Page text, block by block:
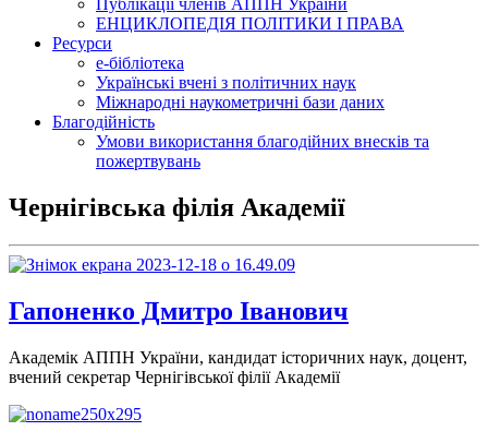
Публікації членів АППН України
ЕНЦИКЛОПЕДІЯ ПОЛІТИКИ І ПРАВА
Ресурси
е-бібліотека
Українські вчені з політичних наук
Міжнародні наукометричні бази даних
Благодійність
Умови використання благодійних внесків та
пожертвувань
Чернігівська філія Академії
Гапоненко Дмитро Іванович
Академік АППН України, кандидат історичних наук, доцент,
вчений секретар Чернігівської філії Академії